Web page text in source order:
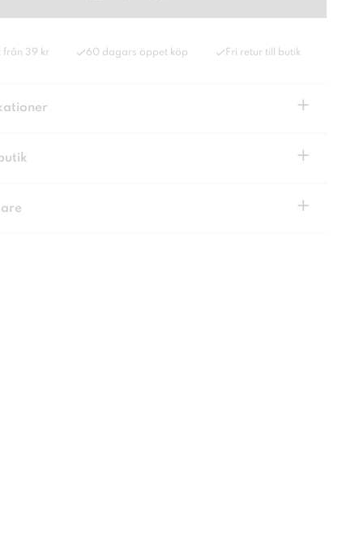
från 39 kr 60 dagars öppet köp Fri retur till butik
+
+
+